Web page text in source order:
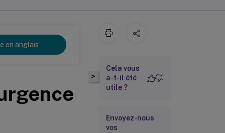
en anglais
>
Cela vous
a-t-il été
utile ?
Envoyez-nous
vos